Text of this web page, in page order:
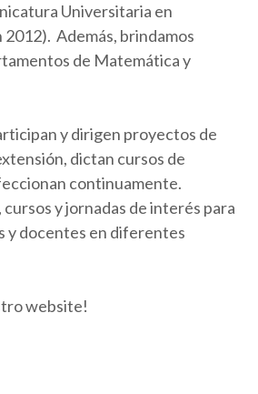
Universitaria en
2012). Además, brindamos
de Matemática y
y dirigen proyectos de
dictan cursos de
continuamente.
cursos y jornadas de interés para
y docentes en diferentes
website!